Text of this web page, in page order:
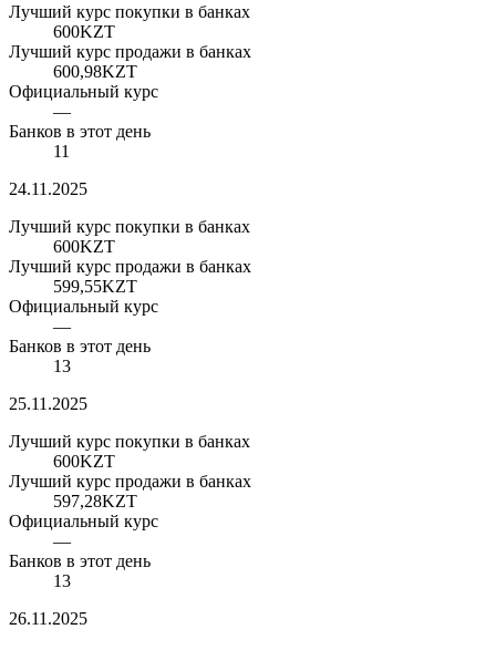
Лучший курс покупки в банках
600KZT
Лучший курс продажи в банках
600,98KZT
Официальный курс
—
Банков в этот день
11
24.11.2025
Лучший курс покупки в банках
600KZT
Лучший курс продажи в банках
599,55KZT
Официальный курс
—
Банков в этот день
13
25.11.2025
Лучший курс покупки в банках
600KZT
Лучший курс продажи в банках
597,28KZT
Официальный курс
—
Банков в этот день
13
26.11.2025